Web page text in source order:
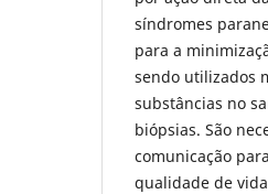
síndromes
para a
sendo utilizados
substâncias no
biópsias. São
comunicação
qualidade de